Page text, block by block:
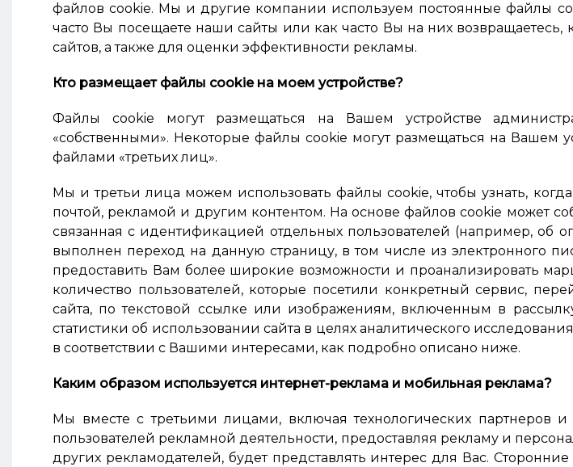
файлов cookie. Мы и другие компании используем постоянные файлы
часто Вы посещаете наши сайты или как часто Вы на них
сайтов, а также для оценки эффективности рекламы.
Кто размещает файлы cookie на моем устройстве?
Файлы cookie могут размещаться на Вашем устройстве
«собственными». Некоторые файлы cookie могут размещаться на Вашем
файлами «третьих лиц».
Мы и третьи лица можем использовать файлы cookie, чтобы узнать,
почтой, рекламой и другим контентом. На основе файлов cookie может
связанная с идентификацией отдельных пользователей (например, об
выполнен переход на данную страницу, в том числе из электронного
предоставить Вам более широкие возможности и проанализировать
количество пользователей, которые посетили конкретный сервис,
сайта, по текстовой ссылке или изображениям, включенным в
статистики об использовании сайта в целях аналитического
в соответствии с Вашими интересами, как подробно описано ниже.
Каким образом используется интернет-реклама и мобильная реклама?
Мы вместе с третьими лицами, включая технологических партнеров
пользователей рекламной деятельности, предоставляя рекламу и
других рекламодателей, будет представлять интерес для Вас.